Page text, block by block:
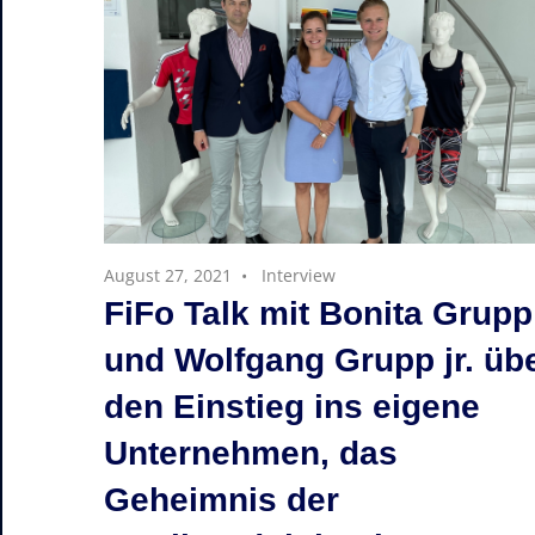
August 27, 2021 Interview
FiFo Talk mit Bonita Grupp
und Wolfgang Grupp jr.
den Einstieg ins eigene
Unternehmen, das
Geheimnis der